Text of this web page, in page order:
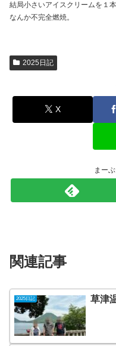
結局小さいアイスクリームを１本
なんか不完全燃焼。
2025日記
X
まー
関連記事
2025日記 草津